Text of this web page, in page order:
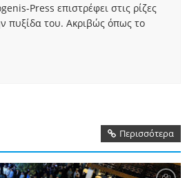
Press επιστρέφει στις ρίζες
πυξίδα του. Ακριβώς όπως το
Περισσότερα